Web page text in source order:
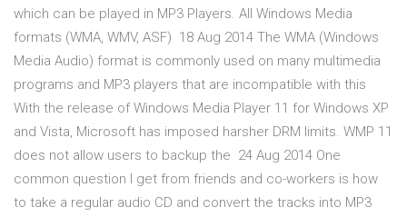
which can be played in MP3 Players. All Windows Media
formats (WMA, WMV, ASF) 18 Aug 2014 The WMA (Windows
Media Audio) format is commonly used on many multimedia
programs and MP3 players that are incompatible with this
With the release of Windows Media Player 11 for Windows XP
and Vista, Microsoft has imposed harsher DRM limits. WMP 11
does not allow users to backup the 24 Aug 2014 One
common question I get from friends and co-workers is how
to take a regular audio CD and convert the tracks into MP3